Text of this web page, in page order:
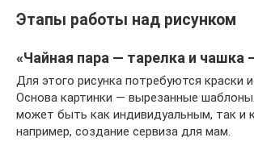
Этапы работы над рисунком
«Чайная пара — тарелка и
Для этого рисунка потребуются краски
Основа картинки — вырезанные
может быть как индивидуальным, так и
например, создание сервиза для мам.